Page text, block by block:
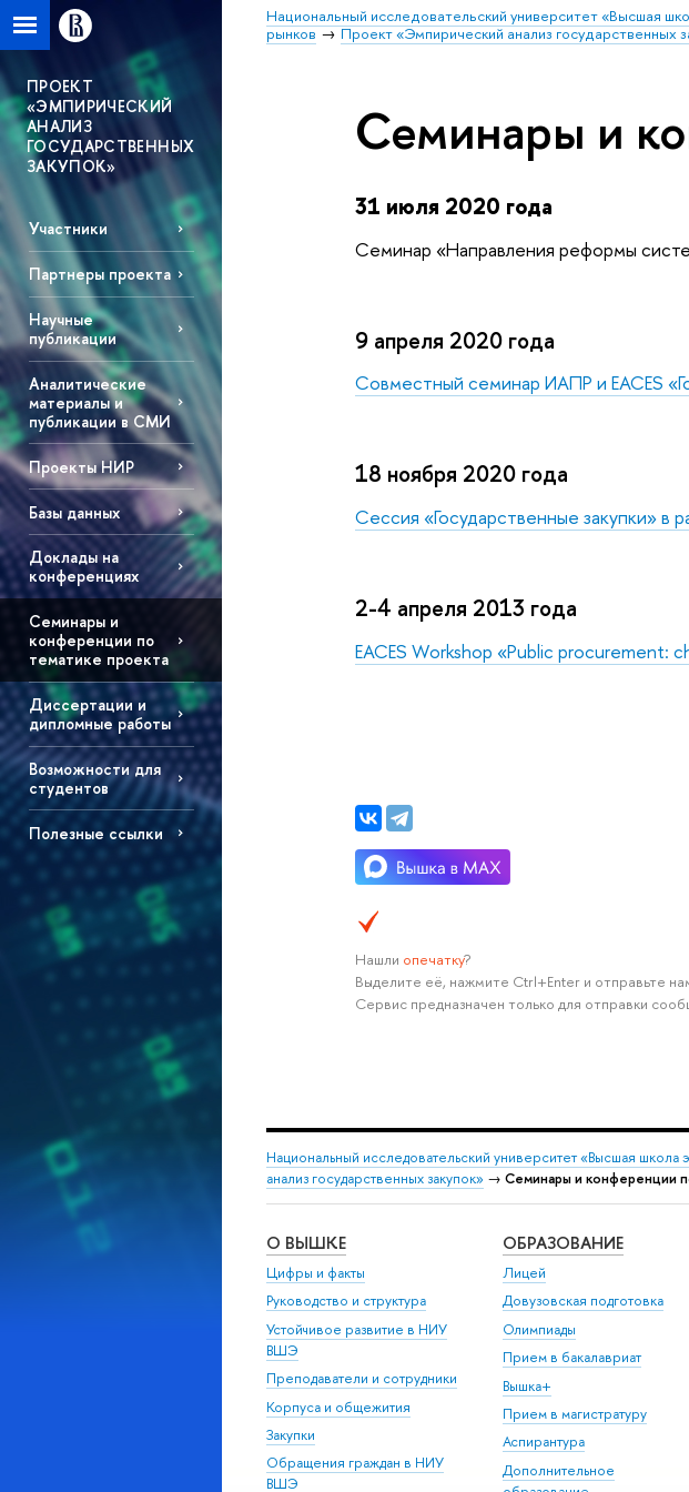
Национальный исследовательский университет «Высшая
рынков
Проект «Эмпирический анализ государственных
ПРОЕКТ
«ЭМПИРИЧЕСКИЙ
АНАЛИЗ
ГОСУДАРСТВЕННЫХ
ЗАКУПОК»
Участники
Партнеры проекта
Научные
публикации
Аналитические
материалы и
публикации в СМИ
Проекты НИР
Базы данных
Доклады на
конференциях
Семинары и
конференции по
тематике проекта
Диссертации и
дипломные работы
Возможности для
студентов
Полезные ссылки
Семинары и
31 июля 2020 года
Семинар «Направления реформы
9 апреля 2020 года
Совместный семинар ИАПР и EACES
18 ноября 2020 года
Сессия «Государственные закупки»
2-4 апреля 2013 года
EACES Workshop «Public
Нашли опечатку?
Выделите её, нажмите Ctrl+Enter и отправьте
Сервис предназначен только для отправки
Национальный исследовательский университет «Высшая школа
анализ государственных закупок» → Семинары и конференции
О ВЫШКЕ
Цифры и факты
Руководство и структура
Устойчивое развитие в НИУ
ВШЭ
Преподаватели и сотрудники
Корпуса и общежития
Закупки
Обращения граждан в НИУ
ВШЭ
ОБРАЗОВАНИЕ
Лицей
Довузовская подготовка
Олимпиады
Прием в бакалавриат
Вышка+
Прием в магистратуру
Аспирантура
Дополнительное